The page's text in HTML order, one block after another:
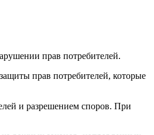
прав потребителей.
прав потребителей, которые
и разрешением споров. При